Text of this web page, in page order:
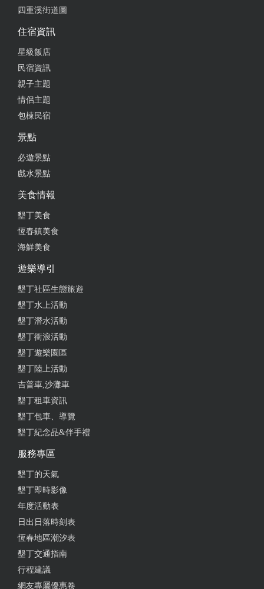
四重溪街道圖
住宿資訊
星級飯店
民宿資訊
親子主題
情侶主題
包棟民宿
景點
必遊景點
戲水景點
美食情報
墾丁美食
恆春鎮美食
海鮮美食
遊樂導引
墾丁社區生態旅遊
墾丁水上活動
墾丁潛水活動
墾丁衝浪活動
墾丁遊樂園區
墾丁陸上活動
吉普車,沙灘車
墾丁租車資訊
墾丁包車、導覽
墾丁紀念品&伴手禮
服務專區
墾丁的天氣
墾丁即時影像
年度活動表
日出日落時刻表
恆春地區潮汐表
墾丁交通指南
行程建議
網友專屬優惠卷